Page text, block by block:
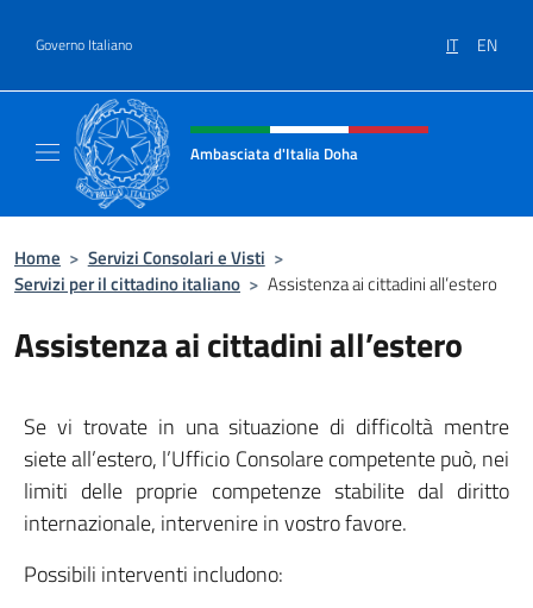
Governo Italiano IT EN
Intestazione sito, social e menù
Ambasciata d'Italia Doha
Home > Servizi Consolari e Visti >
Servizi per il cittadino italiano > Assistenza ai cittadini all’estero
Assistenza ai cittadini all’estero
Se vi trovate in una situazione di difficoltà mentre
siete all’estero, l’Ufficio Consolare competente può, nei
limiti delle proprie competenze stabilite dal diritto
internazionale, intervenire in vostro favore.
Possibili interventi includono: